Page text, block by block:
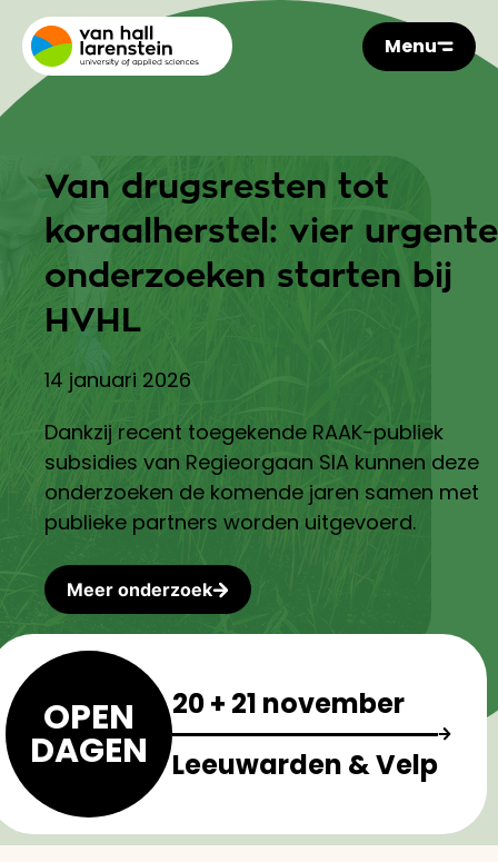
Menu
Van drugsresten tot
koraalherstel: vier urgente
onderzoeken starten bij
HVHL
14 januari 2026
Dankzij recent toegekende RAAK-publiek
subsidies van Regieorgaan SIA kunnen deze
onderzoeken de komende jaren samen met
publieke partners worden uitgevoerd.
Meer onderzoek
OPEN
DAGEN
20 + 21 november
Leeuwarden & Velp